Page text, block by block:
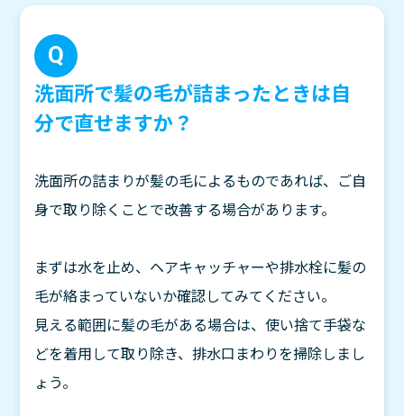
洗面所で髪の毛が詰まったときは自
分で直せますか？
洗面所の詰まりが髪の毛によるものであれば、ご自
身で取り除くことで改善する場合があります。
まずは水を止め、ヘアキャッチャーや排水栓に髪の
毛が絡まっていないか確認してみてください。
見える範囲に髪の毛がある場合は、使い捨て手袋な
どを着用して取り除き、排水口まわりを掃除しまし
ょう。